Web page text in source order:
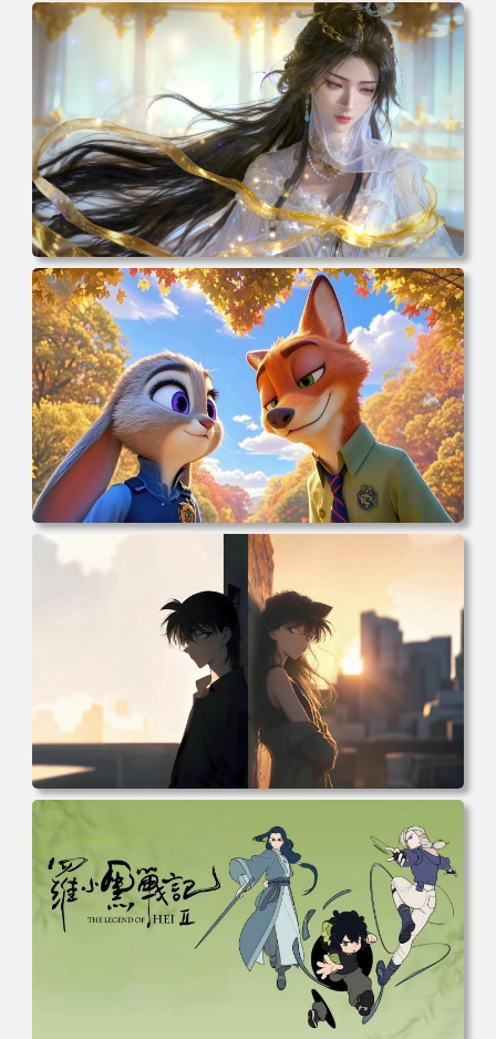
电脑壁纸 动漫 凡人修仙传 韩立 结婴 4k壁纸 3840x2160 电
脑桌面 高清壁纸 壁纸下载 壁纸大全
电脑壁纸 动漫 紫灵 冰清玉洁《凡人修仙传》4k壁纸 3840x2
160 电脑桌面 高清壁纸 壁纸下载 壁纸大全
电脑壁纸 动漫 兔子朱迪 狐狸尼克 疯狂动物城 秋叶 秋天森
林 蓝天 4k壁纸 电脑桌面 高清壁纸 壁纸下载 壁纸大全
电脑壁纸 柯南和小兰背靠背 夕阳 日落 4K动漫壁纸 电脑桌
面 高清壁纸 壁纸下载 壁纸大全